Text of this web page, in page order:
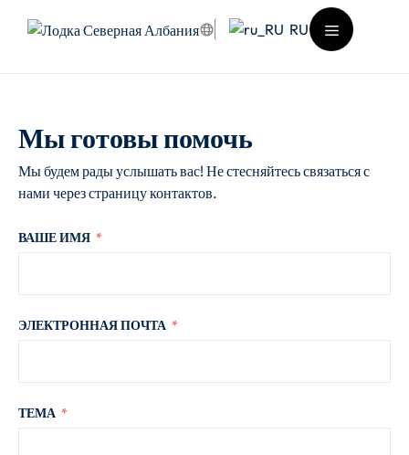
RU
Меню
Мы готовы помочь
Мы будем рады услышать вас! Не стесняйтесь связаться с
нами через страницу контактов.
ВАШЕ ИМЯ
ЭЛЕКТРОННАЯ ПОЧТА
ТЕМА